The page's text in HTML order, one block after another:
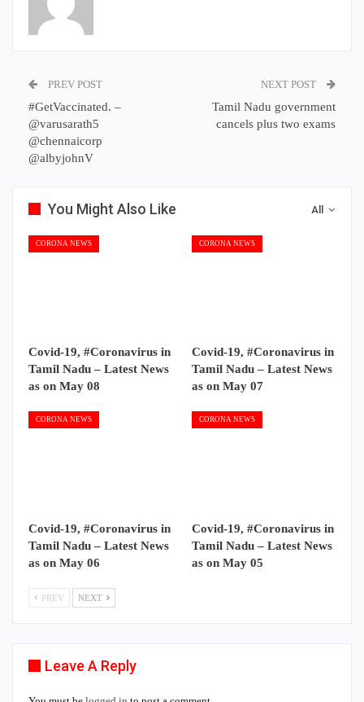
PREV POST
#GetVaccinated. –
@varusarath5
@chennaicorp
@albyjohnV
NEXT POST
Tamil Nadu government
cancels plus two exams
All
You Might Also Like
CORONA NEWS
Covid-19, #Coronavirus in
Tamil Nadu – Latest News
as on May 08
CORONA NEWS
Covid-19, #Coronavirus in
Tamil Nadu – Latest News
as on May 07
CORONA NEWS
Covid-19, #Coronavirus in
Tamil Nadu – Latest News
as on May 06
CORONA NEWS
Covid-19, #Coronavirus in
Tamil Nadu – Latest News
as on May 05
PREV NEXT
Leave A Reply